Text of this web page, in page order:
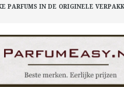
PARFUMS IN DE ORIGINELE